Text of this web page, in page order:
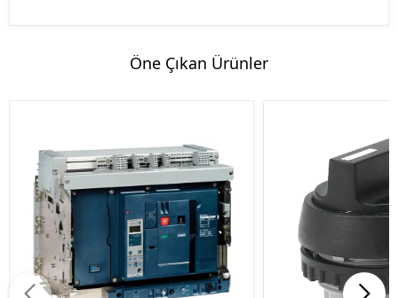
Öne Çıkan Ürünler